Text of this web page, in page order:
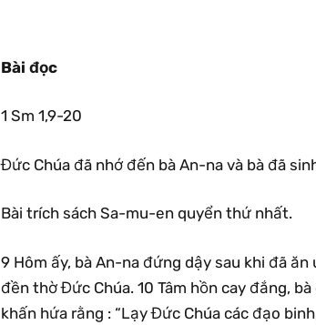
Bài đọc
1 Sm 1,9-20
Đức Chúa đã nhớ đến bà An-na và bà đã
Bài trích sách Sa-mu-en quyển thứ nhất.
9 Hôm ấy, bà An-na đứng dậy sau khi đã
đền thờ Đức Chúa. 10 Tâm hồn cay đắng,
khấn hứa rằng : “Lạy Đức Chúa các đạo